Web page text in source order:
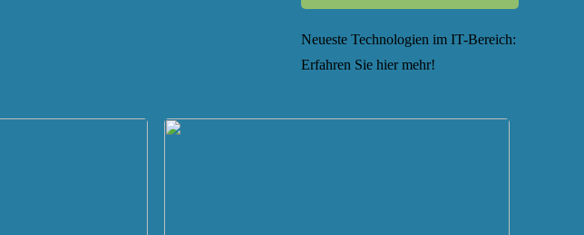
Neueste Technologien im IT-Bereich:
Erfahren Sie hier mehr!